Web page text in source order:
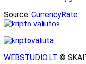
Source: CurrencyRate
WEBSTUDIO.LT ©